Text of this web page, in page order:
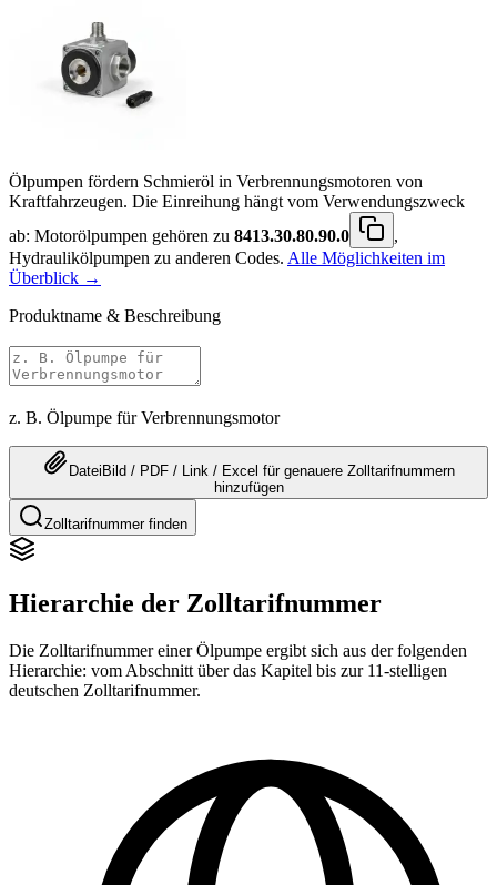
Ölpumpen fördern Schmieröl in Verbrennungsmotoren von
Kraftfahrzeugen. Die Einreihung hängt vom Verwendungszweck
ab: Motorölpumpen gehören zu 8413.30.80.90.0
,
Hydraulikölpumpen zu anderen Codes. Alle Möglichkeiten im
Überblick →
Produktname & Beschreibung
z. B. Ölpumpe für Verbrennungsmotor
Datei Bild / PDF / Link / Excel für genauere Zolltarifnummern
hinzufügen
Zolltarifnummer finden
Hierarchie der Zolltarifnummer
Die Zolltarifnummer einer Ölpumpe ergibt sich aus der folgenden
Hierarchie: vom Abschnitt über das Kapitel bis zur 11-stelligen
deutschen Zolltarifnummer.